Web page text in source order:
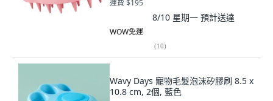
運費 $195
8/10 星期一 預計送達
WOW免運
(10)
Wavy Days 寵物毛髮泡沫矽膠刷 8.5 x
10.8 cm, 2個, 藍色